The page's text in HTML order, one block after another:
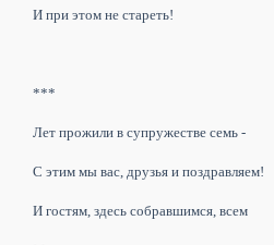
И при этом не стареть!
***
Лет прожили в супружестве семь -
С этим мы вас, друзья и поздравляем!
И гостям, здесь собравшимся, всем